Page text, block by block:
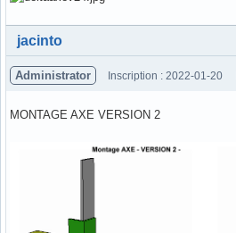
Hors ligne
jacinto
Administrator Inscription : 2022-01-20
MONTAGE AXE VERSION 2